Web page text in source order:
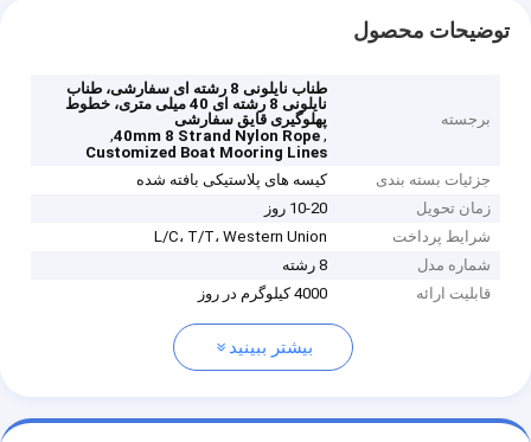
توضیحات محصول
برجسته
طناب نایلونی 8 رشته ای سفارشی، طناب
نایلونی 8 رشته ای 40 میلی متری، خطوط
پهلوگیری قایق سفارشی
,
40mm 8 Strand Nylon Rope
,
Customized Boat Mooring Lines
جزئیات بسته بندی
کیسه های پلاستیکی بافته شده
زمان تحویل
10-20 روز
شرایط پرداخت
L/C، T/T، Western Union
شماره مدل
8 رشته
قابلیت ارائه
4000 کیلوگرم در روز
بیشتر ببینید